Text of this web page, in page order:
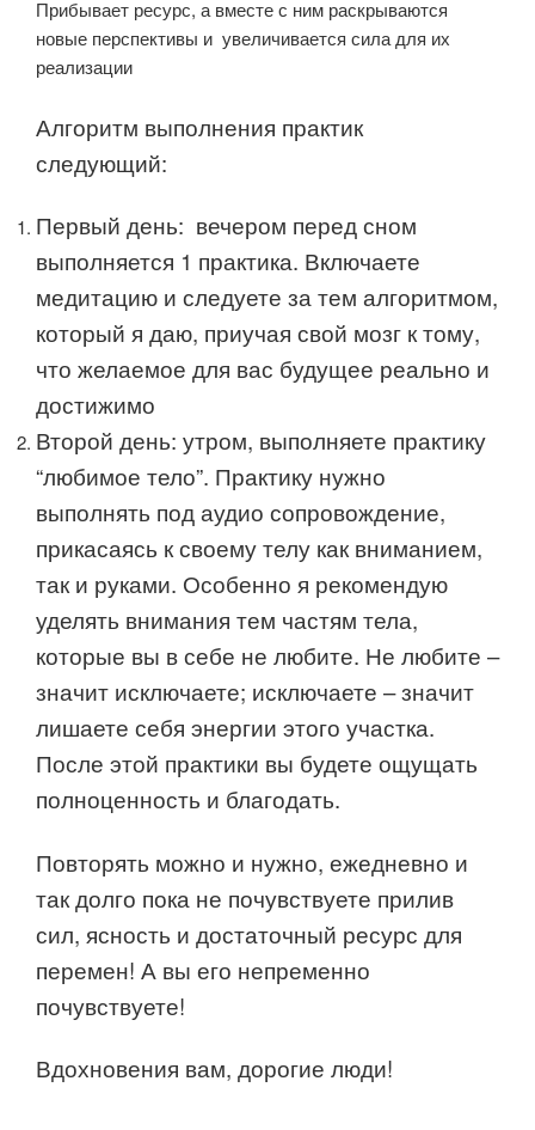
Прибывает ресурс, а вместе с ним раскрываются
новые перспективы и увеличивается сила для их
реализации
Алгоритм выполнения практик
следующий:
Первый день: вечером перед сном
выполняется 1 практика. Включаете
медитацию и следуете за тем алгоритмом,
который я даю, приучая свой мозг к тому,
что желаемое для вас будущее реально и
достижимо
Второй день: утром, выполняете практику
“любимое тело”. Практику нужно
выполнять под аудио сопровождение,
прикасаясь к своему телу как вниманием,
так и руками. Особенно я рекомендую
уделять внимания тем частям тела,
которые вы в себе не любите. Не любите –
значит исключаете; исключаете – значит
лишаете себя энергии этого участка.
После этой практики вы будете ощущать
полноценность и благодать.
Повторять можно и нужно, ежедневно и
так долго пока не почувствуете прилив
сил, ясность и достаточный ресурс для
перемен! А вы его непременно
почувствуете!
Вдохновения вам, дорогие люди!